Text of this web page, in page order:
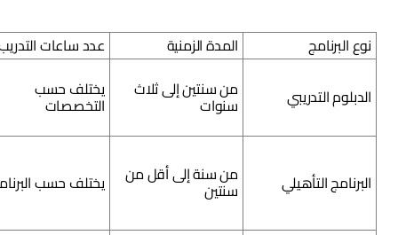
نوع البرنامج المدة الزمنية
عدد ساعات
الدبلوم التدريبي
من سنتين إلى ثلاث
سنوات
يختلف حسب
التخصصات
البرنامج التأهيلي من سنة إلى أقل من
سنتين يختلف حسب